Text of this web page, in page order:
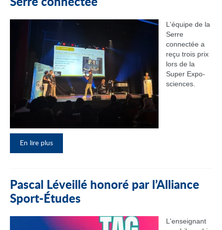
Serre connectée
L'équipe de la
Serre
connectée a
reçu trois prix
lors de la
Super Expo-
sciences.
En lire plus
Pascal Léveillé honoré par l’Alliance
Sport-Études
L'enseignant